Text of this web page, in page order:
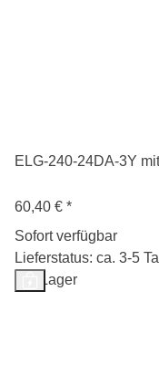
ELG-240-24DA-3Y
60,40 € *
Sofort verfügbar
Lieferstatus: ca. 3-5
Auf Lager